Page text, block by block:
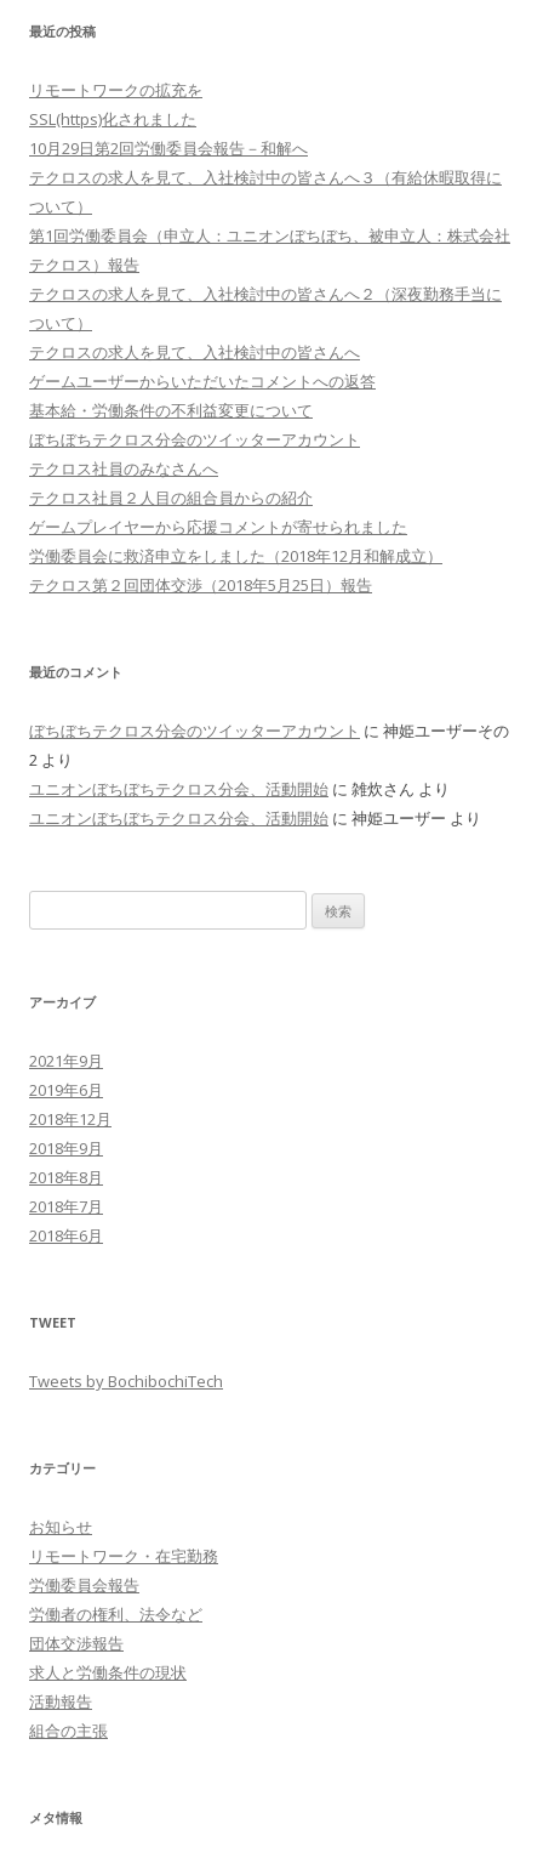
最近の投稿
リモートワークの拡充を
SSL(https)化されました
10月29日第2回労働委員会報告－和解へ
テクロスの求人を見て、入社検討中の皆さんへ３（有給休暇取得に
ついて）
第1回労働委員会（申立人：ユニオンぼちぼち、被申立人：株式会社
テクロス）報告
テクロスの求人を見て、入社検討中の皆さんへ２（深夜勤務手当に
ついて）
テクロスの求人を見て、入社検討中の皆さんへ
ゲームユーザーからいただいたコメントへの返答
基本給・労働条件の不利益変更について
ぼちぼちテクロス分会のツイッターアカウント
テクロス社員のみなさんへ
テクロス社員２人目の組合員からの紹介
ゲームプレイヤーから応援コメントが寄せられました
労働委員会に救済申立をしました（2018年12月和解成立）
テクロス第２回団体交渉（2018年5月25日）報告
最近のコメント
ぼちぼちテクロス分会のツイッターアカウント に 神姫ユーザーその
2 より
ユニオンぼちぼちテクロス分会、活動開始 に 雑炊さん より
ユニオンぼちぼちテクロス分会、活動開始 に 神姫ユーザー より
索
アーカイブ
2021年9月
2019年6月
2018年12月
2018年9月
2018年8月
2018年7月
2018年6月
TWEET
Tweets by BochibochiTech
カテゴリー
お知らせ
リモートワーク・在宅勤務
労働委員会報告
労働者の権利、法令など
団体交渉報告
求人と労働条件の現状
活動報告
組合の主張
メタ情報